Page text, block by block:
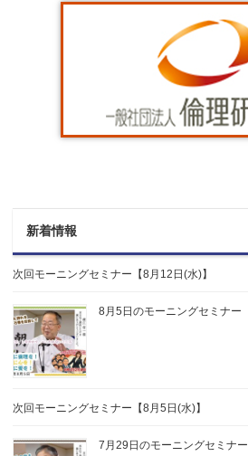
新着情報
次回モーニングセミナー【8月12日(水)】
8月5日のモーニングセミナー
次回モーニングセミナー【8月5日(水)】
7月29日のモーニングセミナー